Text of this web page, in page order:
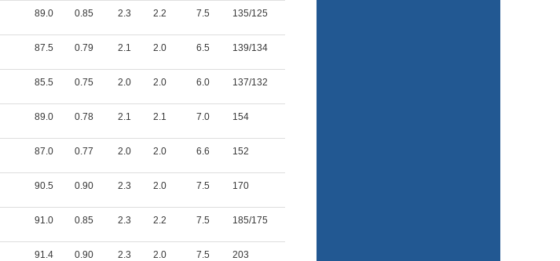
89.0 0.85 2.3 2.2 7.5 135/125
87.5 0.79 2.1 2.0 6.5 139/134
85.5 0.75 2.0 2.0 6.0 137/132
89.0 0.78 2.1 2.1 7.0 154
87.0 0.77 2.0 2.0 6.6 152
90.5 0.90 2.3 2.0 7.5 170
91.0 0.85 2.3 2.2 7.5 185/175
91.4 0.90 2.3 2.0 7.5 203